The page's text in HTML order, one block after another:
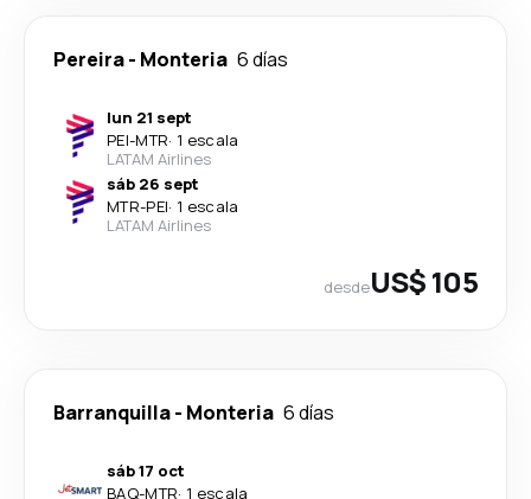
Pereira- Monteria 6 días
lun 21 sept
PEI-MTR· 1 escala
LATAM Airlines
sáb 26 sept
MTR-PEI· 1 escala
LATAM Airlines
desdeUS$ 105
Barranquilla- Monteria 6 días
sáb 17 oct
BAQ-MTR· 1 escala